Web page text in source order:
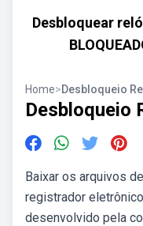
Desbloquear
Home>Desbloqueio
Desbloqueio
Baixar os arquivos
registrador
desenvolvido pela